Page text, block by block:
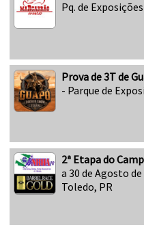
Pq. de
Prova de 3T de
- Parque de
2ª Etapa do
a 30 de Agosto
Toledo, PR